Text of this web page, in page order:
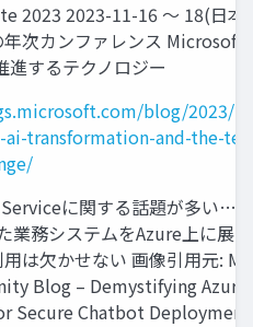
2023 2023-11-16 ～ 18(日本
次カンファレンス Microsoft
進するテクノロジー
blog/2023/
transformation-and-the-
に関する話題が多い…
業務システムをAzure上に展
用は欠かせない 画像引用元:
Blog – Demystifying Azure
Secure Chatbot Deployment